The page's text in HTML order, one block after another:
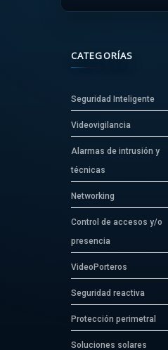
CATEGORÍAS
Seguridad Inteligente
Videovigilancia
Alarmas de intrusión y
técnicas
Networking
Control de accesos y/o
presencia
VideoPorteros
Seguridad reactiva
Protección perimetral
Soluciones solares